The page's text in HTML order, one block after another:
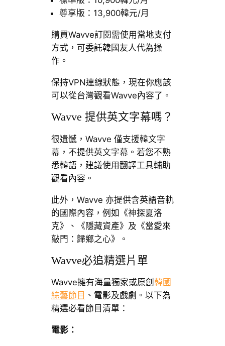
尊享版：13,900韓元/月
購買Wavve訂閱需使用當地支付
方式，可委託韓國友人代為操
作。
保持VPN連線狀態，現在你應該
可以從台灣觀看Wavve內容了。
Wavve 提供英文字幕嗎？
很遺憾，Wavve 僅支援韓文字
幕，不提供英文字幕。若您不熟
悉韓語，建議使用翻譯工具輔助
觀看內容。
此外，Wavve 亦提供含英語音軌
的國際內容，例如《神探夏洛
克》、《隱藏資產》及《當愛來
敲門：歸鄉之心》。
Wavve必追精選片單
Wavve擁有海量獨家或原創 韓國
綜藝節目 、電影及戲劇。以下為
精選必看節目清單：
電影：